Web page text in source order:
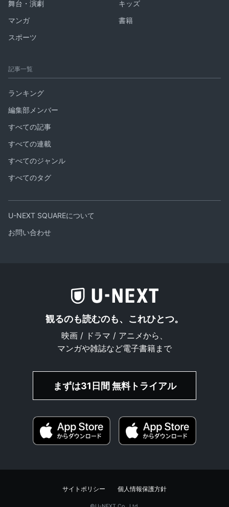
舞台・演劇
キッズ
マンガ
書籍
スポーツ
記事一覧
ランキング
編集部メンバー
すべての記事
すべての連載
すべてのジャンル
すべてのタグ
U-NEXT SQUAREについて
お問い合わせ
観るのも読むのも、これひとつ。
映画 / ドラマ / アニメから、
マンガや雑誌など電子書籍まで
まずは31日間 無料トライアル
サイトポリシー 個人情報保護方針